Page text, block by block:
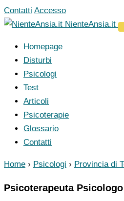
Vai
al
Contatti Accesso
NienteAnsia.it
Homepage
Disturbi
Psicologi
Test
Articoli
Psicoterapie
Glossario
Contatti
Home › Psicologi › Provincia di
Psicoterapeuta